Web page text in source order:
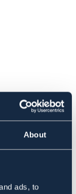
About
ads, to
▾